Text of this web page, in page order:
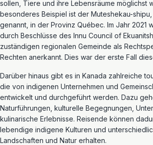
sollen, Tiere und ihre Lebensräume möglichst
besonderes Beispiel ist der Muteshekau-
genannt, in der Provinz Québec. Im Jahr 2021
durch Beschlüsse des Innu Council of
zuständigen regionalen Gemeinde als
Rechten anerkannt. Dies war der erste Fall
Darüber hinaus gibt es in Kanada zahlreiche
die von indigenen Unternehmen und
entwickelt und durchgeführt werden. Dazu
Naturführungen, kulturelle Begegnungen,
kulinarische Erlebnisse. Reisende können
lebendige indigene Kulturen und
Landschaften und Natur erhalten.